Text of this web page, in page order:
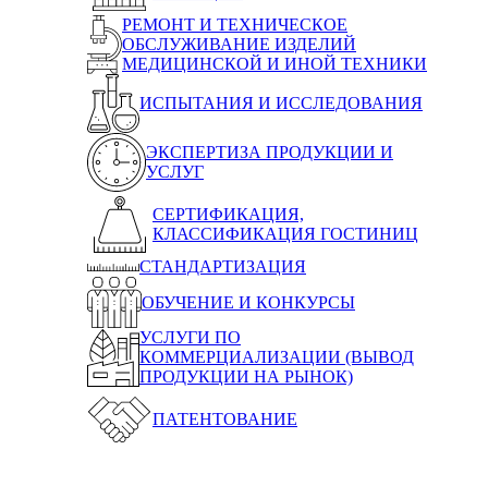
РЕМОНТ И ТЕХНИЧЕСКОЕ
ОБСЛУЖИВАНИЕ ИЗДЕЛИЙ
МЕДИЦИНСКОЙ И ИНОЙ ТЕХНИКИ
ИСПЫТАНИЯ И ИССЛЕДОВАНИЯ
ЭКСПЕРТИЗА ПРОДУКЦИИ И
УСЛУГ
СЕРТИФИКАЦИЯ,
КЛАССИФИКАЦИЯ ГОСТИНИЦ
СТАНДАРТИЗАЦИЯ
ОБУЧЕНИЕ И КОНКУРСЫ
УСЛУГИ ПО
КОММЕРЦИАЛИЗАЦИИ (ВЫВОД
ПРОДУКЦИИ НА РЫНОК)
ПАТЕНТОВАНИЕ